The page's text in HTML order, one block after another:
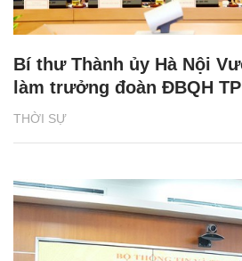
THỜI SỰ
Bí thư Thành ủy Hà Nội
làm trưởng đoàn ĐBQH